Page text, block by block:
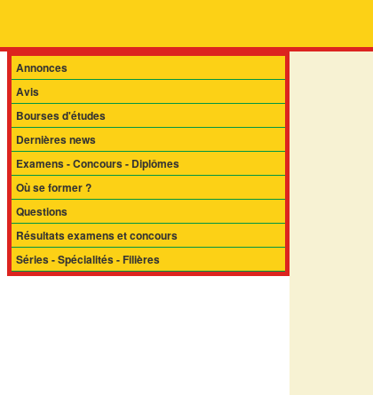
Annonces
Avis
Bourses d'études
Dernières news
Examens - Concours - Diplômes
Où se former ?
Questions
Résultats examens et concours
Séries - Spécialités - Filières